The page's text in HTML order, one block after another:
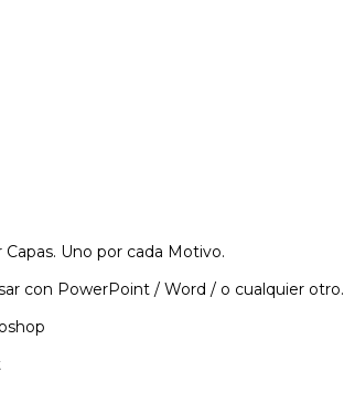
Uno por cada Motivo.
con PowerPoint / Word / o cualquier otro.